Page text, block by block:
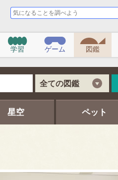
気
に
る
こ
と
調
よ
う
学習 ゲーム 図鑑
全ての図鑑
星空 ペット